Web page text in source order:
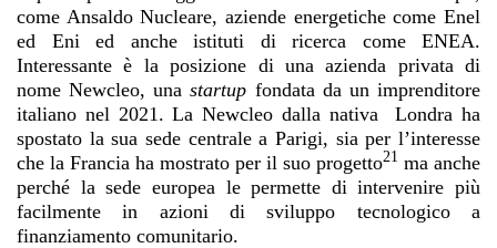
come Ansaldo Nucleare, aziende energetiche come Enel
ed Eni ed anche istituti di ricerca come ENEA.
Interessante è la posizione di una azienda privata di
nome Newcleo, unastartup fondata da un imprenditore
italiano nel 2021. La Newcleo dalla nativa Londra ha
spostato la sua sede centrale a Parigi, sia per l’interesse
che la Francia ha mostrato per il suo progetto21 ma anche
perché la sede europea le permette di intervenire più
facilmente in azioni di sviluppo tecnologico a
finanziamento comunitario.